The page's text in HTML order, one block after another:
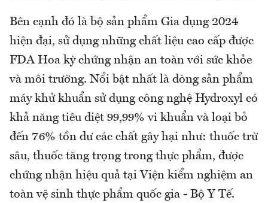
Bên cạnh đó là bộ sản phẩm Gia dụng 2024
hiện đại, sử dụng những chất liệu cao cấp được
FDA Hoa kỳ chứng nhận an toàn với sức khỏe
và môi trường. Nổi bật nhất là dòng sản phẩm
máy khử khuẩn sử dụng công nghệ Hydroxyl có
khả năng tiêu diệt 99,99% vi khuẩn và loại bỏ
đến 76% tồn dư các chất gây hại như: thuốc trừ
sâu, thuốc tăng trọng trong thực phẩm, được
chứng nhận hiệu quả tại Viện kiểm nghiệm an
toàn vệ sinh thực phẩm quốc gia - Bộ Y Tế.